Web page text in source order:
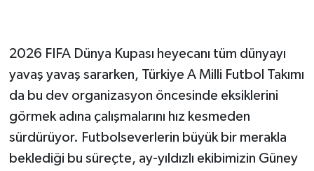
2026 FIFA Dünya Kupası heyecanı tüm dünyayı
yavaş yavaş sararken, Türkiye A Milli Futbol Takımı
da bu dev organizasyon öncesinde eksiklerini
görmek adına çalışmalarını hız kesmeden
sürdürüyor. Futbolseverlerin büyük bir merakla
beklediği bu süreçte, ay-yıldızlı ekibimizin Güney